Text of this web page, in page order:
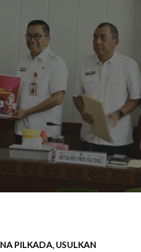
PILKADA, USULKAN